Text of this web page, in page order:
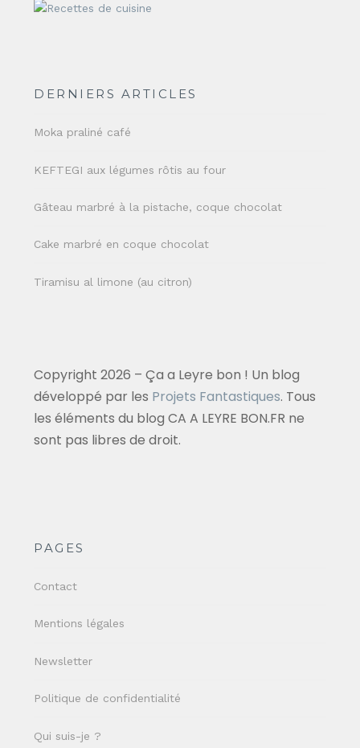
DERNIERS ARTICLES
Moka praliné café
KEFTEGI aux légumes rôtis au four
Gâteau marbré à la pistache, coque chocolat
Cake marbré en coque chocolat
Tiramisu al limone (au citron)
Copyright 2026 – Ça a Leyre bon ! Un blog
développé par les Projets Fantastiques. Tous
les éléments du blog CA A LEYRE BON.FR ne
sont pas libres de droit.
PAGES
Contact
Mentions légales
Newsletter
Politique de confidentialité
Qui suis-je ?